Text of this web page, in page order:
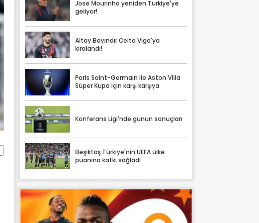
Jose Mourinho yeniden Türkiye'ye
geliyor!
Altay Bayındır Celta Vigo'ya
kiralandı!
Paris Saint-Germain ile Aston Villa
Süper Kupa için karşı karşıya
Konferans Ligi'nde günün sonuçları
Beşiktaş Türkiye'nin UEFA ülke
puanına katkı sağladı